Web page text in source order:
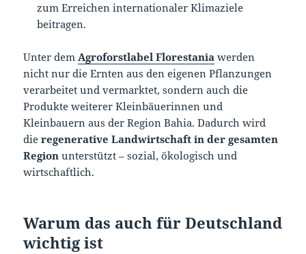
zum Erreichen internationaler Klimaziele
beitragen.
Unter demAgroforstlabel Florestania werden
nicht nur die Ernten aus den eigenen Pflanzungen
verarbeitet und vermarktet, sondern auch die
Produkte weiterer Kleinbäuerinnen und
Kleinbauern aus der Region Bahia. Dadurch wird
dieregenerative Landwirtschaft in der gesamten
Region unterstützt – sozial, ökologisch und
wirtschaftlich.
Warum das auch für Deutschland
wichtig ist